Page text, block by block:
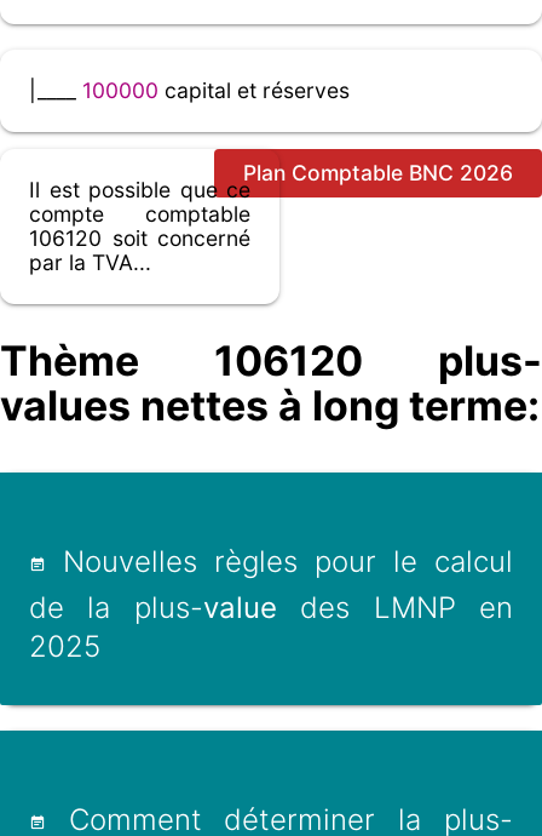
100000 capital et réserves
Plan Comptable BNC 2026
Il est possible que ce
compte comptable
106120 soit concerné
par la TVA...
Thème 106120 plus-
values nettes à long terme:
Nouvelles règles pour le calcul
de la plus-value des LMNP en
2025
Comment déterminer la plus-